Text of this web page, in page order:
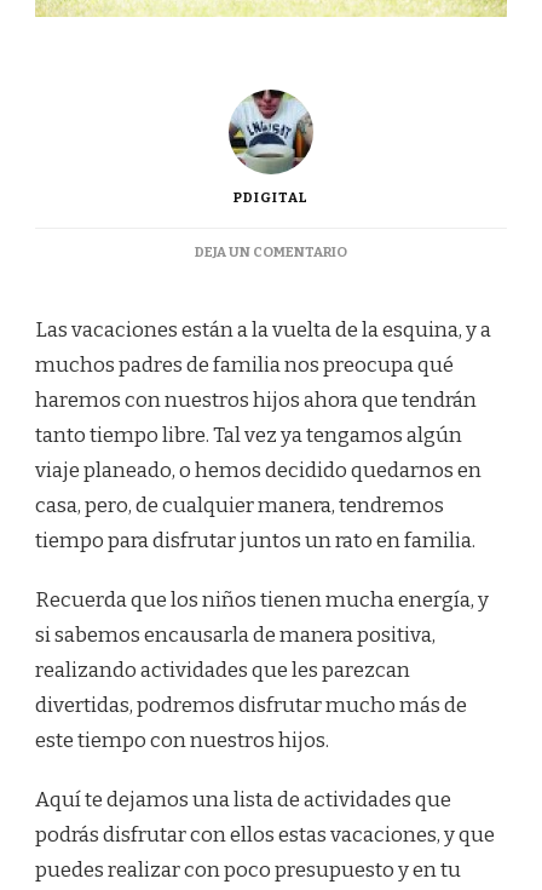
PDIGITAL
DEJA UN COMENTARIOEN
PARA
HACER
CON
HIJOS
ESTAS
VACACIONES
Las vacaciones están a la vuelta de la esquina, y a
muchos padres de familia nos preocupa qué
haremos con nuestros hijos ahora que tendrán
tanto tiempo libre. Tal vez ya tengamos algún
viaje planeado, o hemos decidido quedarnos en
casa, pero, de cualquier manera, tendremos
tiempo para disfrutar juntos un rato en familia.
Recuerda que los niños tienen mucha energía, y
si sabemos encausarla de manera positiva,
realizando actividades que les parezcan
divertidas, podremos disfrutar mucho más de
este tiempo con nuestros hijos.
Aquí te dejamos una lista de actividades que
podrás disfrutar con ellos estas vacaciones, y que
puedes realizar con poco presupuesto y en tu